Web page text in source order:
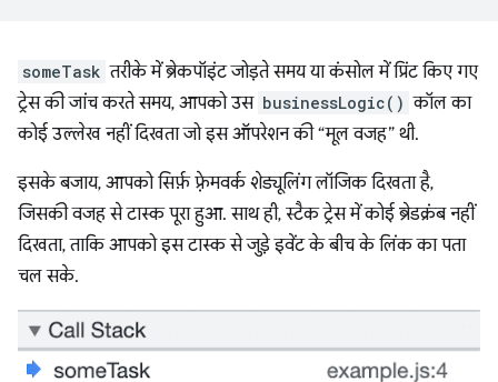
someTask तरीके में ब्रेकपॉइंट जोड़ते समय या कंसोल में प्रिंट किए गए
ट्रेस की जांच करते समय, आपको उस businessLogic() कॉल का
कोई उल्लेख नहीं दिखता जो इस ऑपरेशन की “मूल वजह” थी.
इसके बजाय, आपको सिर्फ़ फ़्रेमवर्क शेड्यूलिंग लॉजिक दिखता है,
जिसकी वजह से टास्क पूरा हुआ. साथ ही, स्टैक ट्रेस में कोई ब्रेडक्रंब नहीं
दिखता, ताकि आपको इस टास्क से जुड़े इवेंट के बीच के लिंक का पता
चल सके.